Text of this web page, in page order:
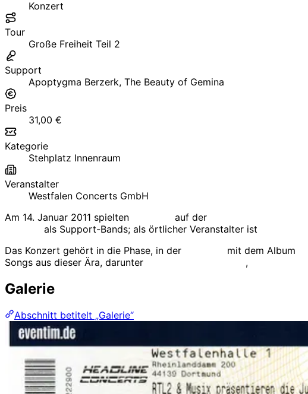
Konzert
Tour
Große Freiheit Teil 2
Support
Apoptygma Berzerk, The Beauty of Gemina
Preis
31,00 €
Kategorie
Stehplatz Innenraum
Veranstalter
Westfalen Concerts GmbH
Am 14. Januar 2011 spielten
auf der
als Support-Bands; als örtlicher Veranstalter ist
Das Konzert gehört in die Phase, in der
mit dem Album
Songs aus dieser Ära, darunter
,
Galerie
Abschnitt betitelt „Galerie“